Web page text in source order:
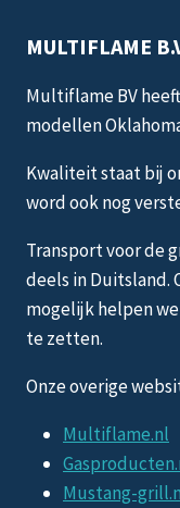
MULTIFLAME
Multiflame BV
modellen
Kwaliteit staat bij
word ook nog
Transport voor de
deels in Duitsland.
mogelijk helpen
te zetten.
Onze overige
Multiflame.nl
Mustang-